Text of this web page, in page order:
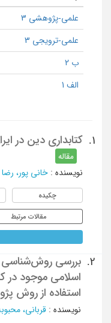
علمی-پژوهشی 3
علمی-ترویجی 3
ب 2
الف 1
1. کتابداری دین در
مقاله
نویسنده : خانی‌ پور، رضا
چکیده
مقالات مرتبط
2.
بررسی روش‌شناسی
اسلامی موجود در
استفاده از روش
نویسنده : قربانی،